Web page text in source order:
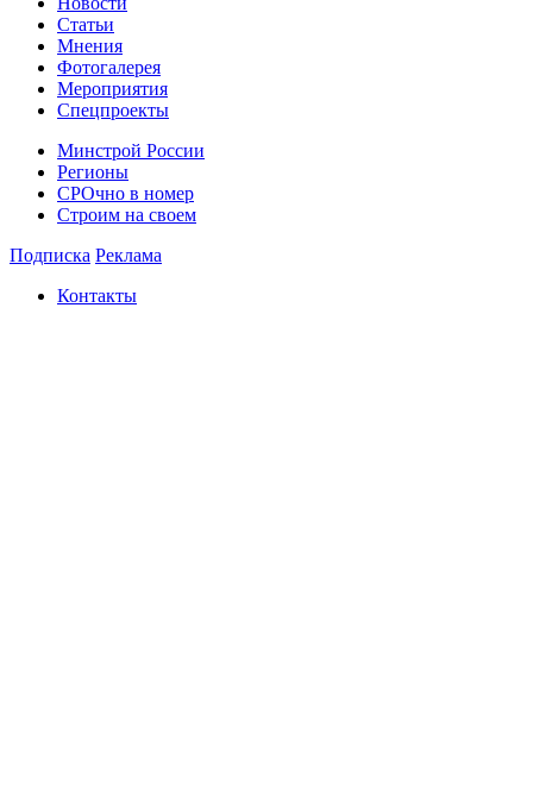
Статьи
Мнения
Фотогалерея
Мероприятия
Спецпроекты
Минстрой России
Регионы
СРОчно в номер
Строим на своем
Подписка Реклама
Контакты